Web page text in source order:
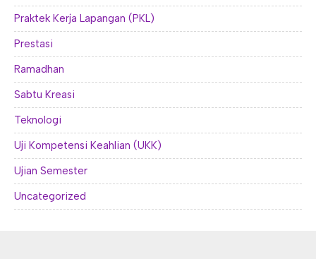
Praktek Kerja Lapangan (PKL)
Prestasi
Ramadhan
Sabtu Kreasi
Teknologi
Uji Kompetensi Keahlian (UKK)
Ujian Semester
Uncategorized